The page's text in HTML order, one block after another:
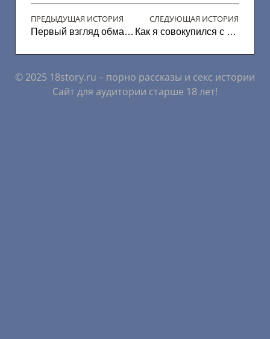
ПРЕДЫДУЩАЯ ИСТОРИЯ
Первый взгляд обманчивый
СЛЕДУЮЩАЯ ИСТОРИЯ
Как я совокупился с сестрой
© 2025 18story.ru – порно рассказы и секс истории
Сайт для аудитории старше 18 лет!